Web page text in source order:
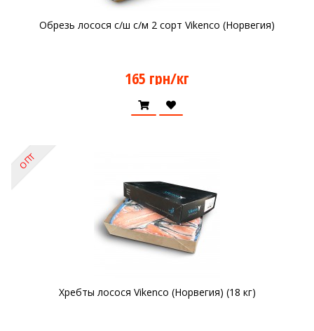
Обрезь лосося с/ш с/м 2 сорт Vikenco (Норвегия)
165 грн/кг
ОПТ
Хребты лосося Vikenco (Норвегия) (18 кг)